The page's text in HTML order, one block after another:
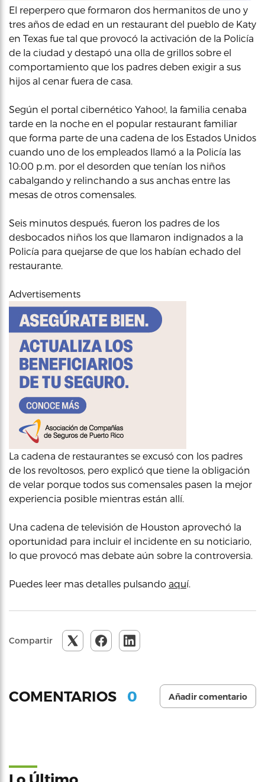
El reperpero que formaron dos hermanitos de uno y
tres años de edad en un restaurant del pueblo de Katy
en Texas fue tal que provocó la activación de la Policía
de la ciudad y destapó una olla de grillos sobre el
comportamiento que los padres deben exigir a sus
hijos al cenar fuera de casa.
Según el portal cibernético Yahoo!, la familia cenaba
tarde en la noche en el popular restaurant familiar
que forma parte de una cadena de los Estados Unidos
cuando uno de los empleados llamó a la Policía las
10:00 p.m. por el desorden que tenían los niños
cabalgando y relinchando a sus anchas entre las
mesas de otros comensales.
Seis minutos después, fueron los padres de los
desbocados niños los que llamaron indignados a la
Policía para quejarse de que los habían echado del
restaurante.
Advertisements
La cadena de restaurantes se excusó con los padres
de los revoltosos, pero explicó que tiene la obligación
de velar porque todos sus comensales pasen la mejor
experiencia posible mientras están allí.
Una cadena de televisión de Houston aprovechó la
oportunidad para incluir el incidente en su noticiario,
lo que provocó mas debate aún sobre la controversia.
Puedes leer mas detalles pulsando aquí.
Compartir
COMENTARIOS 0 Añadir comentario